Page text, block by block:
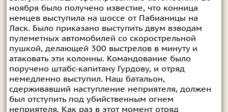
ноября было получено известие, что конница
немцев выступила на шоссе от Пабианицы на
Ласк. Было приказано выступить двум взводам
пулеметных автомобилей со скорострельной
пушкой, делающей 300 выстрелов в минуту и
атаковать эти колонны. Командование было
поручено штабс-капитану Гурдову, и отряд
немедленно выступил. Наш батальон,
сдерживавший наступление неприятеля, должен
был отступить под убийственным огнем
неприятеля. Как раз в этот момент отряд